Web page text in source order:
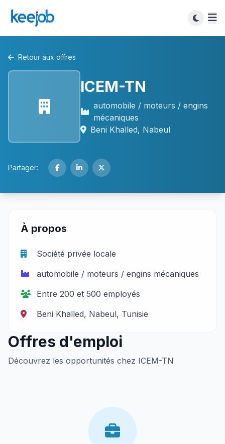
Retour aux offres
ICEM-TN
automobile / moteurs / engins
mécaniques
Beni Khalled, Nabeul
Partager:
À propos
Société privée locale
automobile / moteurs / engins mécaniques
Entre 200 et 500 employés
Beni Khalled, Nabeul, Tunisie
Offres d'emploi
Découvrez les opportunités chez ICEM-TN